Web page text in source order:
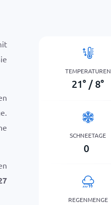
TEMPERATUREN
21° / 8°
SCHNEETAGE
0
REGENMENGE